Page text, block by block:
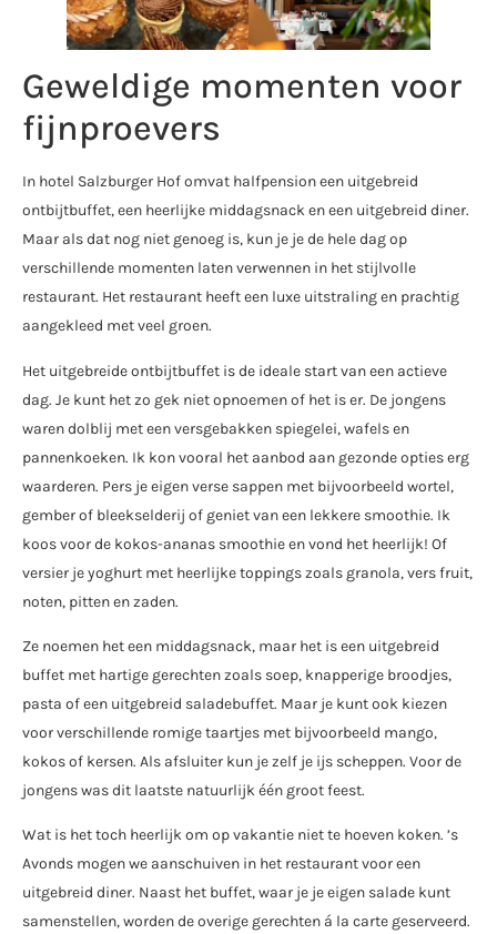
Geweldige momenten voor
fijnproevers
In hotel Salzburger Hof omvat halfpension een uitgebreid
ontbijtbuffet, een heerlijke middagsnack en een uitgebreid diner.
Maar als dat nog niet genoeg is, kun je je de hele dag op
verschillende momenten laten verwennen in het stijlvolle
restaurant. Het restaurant heeft een luxe uitstraling en prachtig
aangekleed met veel groen.
Het uitgebreide ontbijtbuffet is de ideale start van een actieve
dag. Je kunt het zo gek niet opnoemen of het is er. De jongens
waren dolblij met een versgebakken spiegelei, wafels en
pannenkoeken. Ik kon vooral het aanbod aan gezonde opties erg
waarderen. Pers je eigen verse sappen met bijvoorbeeld wortel,
gember of bleekselderij of geniet van een lekkere smoothie. Ik
koos voor de kokos-ananas smoothie en vond het heerlijk! Of
versier je yoghurt met heerlijke toppings zoals granola, vers fruit,
noten, pitten en zaden.
Ze noemen het een middagsnack, maar het is een uitgebreid
buffet met hartige gerechten zoals soep, knapperige broodjes,
pasta of een uitgebreid saladebuffet. Maar je kunt ook kiezen
voor verschillende romige taartjes met bijvoorbeeld mango,
kokos of kersen. Als afsluiter kun je zelf je ijs scheppen. Voor de
jongens was dit laatste natuurlijk één groot feest.
Wat is het toch heerlijk om op vakantie niet te hoeven koken. ’s
Avonds mogen we aanschuiven in het restaurant voor een
uitgebreid diner. Naast het buffet, waar je je eigen salade kunt
samenstellen, worden de overige gerechten á la carte geserveerd.